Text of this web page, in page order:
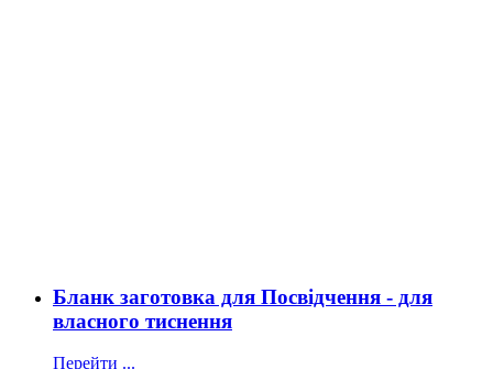
Бланк заготовка для Посвідчення - для
власного тиснення
Перейти ...